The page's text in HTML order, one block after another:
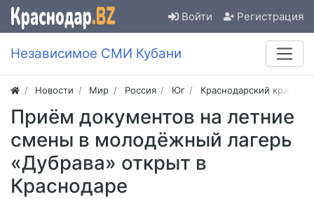
Войти Регистрация
Независимое СМИ Кубани
Новости Мир Россия Юг Краснодарский край
Приём документов на летние
смены в молодёжный лагерь
«Дубрава» открыт в
Краснодаре